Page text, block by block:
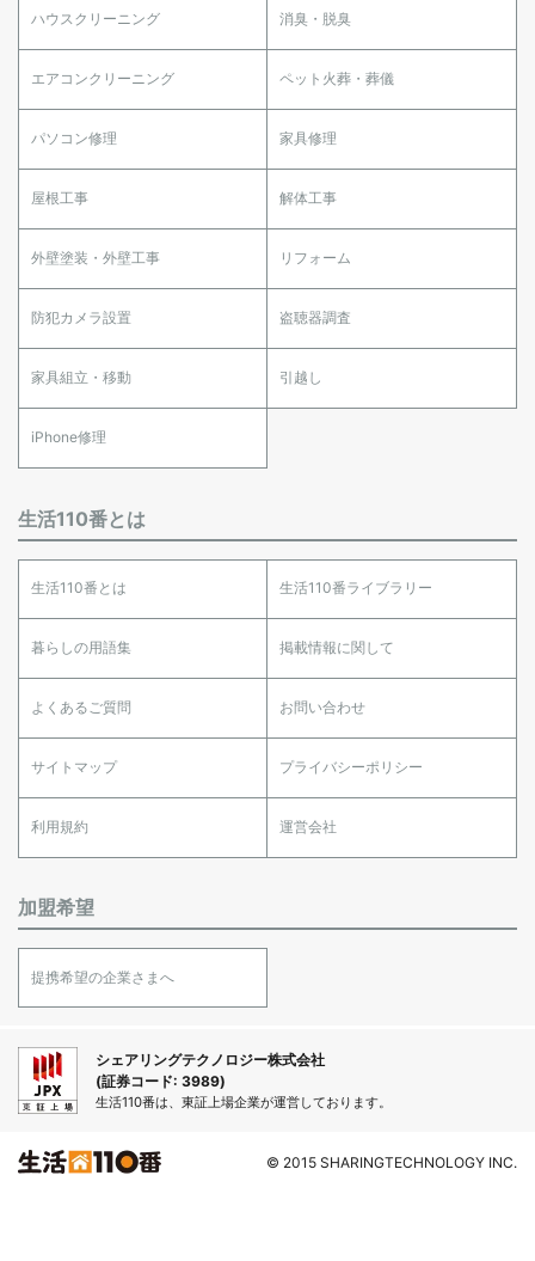
ハウスクリーニング 消臭・脱臭
エアコンクリーニング ペット火葬・葬儀
パソコン修理 家具修理
屋根工事 解体工事
外壁塗装・外壁工事 リフォーム
防犯カメラ設置 盗聴器調査
家具組立・移動 引越し
iPhone修理
生活110番とは
生活110番とは 生活110番ライブラリー
暮らしの用語集 掲載情報に関して
よくあるご質問 お問い合わせ
サイトマップ プライバシーポリシー
利用規約 運営会社
加盟希望
提携希望の企業さまへ
シェアリングテクノロジー株式会社
(証券コード: 3989)
生活110番は、東証上場企業が運営しております。
© 2015 SHARINGTECHNOLOGY INC.